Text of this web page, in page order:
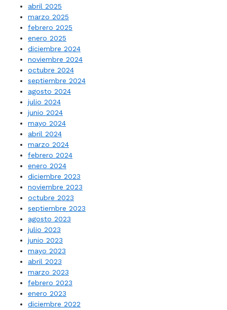
abril 2025
marzo 2025
febrero 2025
enero 2025
diciembre 2024
noviembre 2024
octubre 2024
septiembre 2024
agosto 2024
julio 2024
junio 2024
mayo 2024
abril 2024
marzo 2024
febrero 2024
enero 2024
diciembre 2023
noviembre 2023
octubre 2023
septiembre 2023
agosto 2023
julio 2023
junio 2023
mayo 2023
abril 2023
marzo 2023
febrero 2023
enero 2023
diciembre 2022